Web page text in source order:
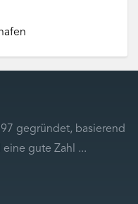
gegründet, basierend
eine gute Zahl ...